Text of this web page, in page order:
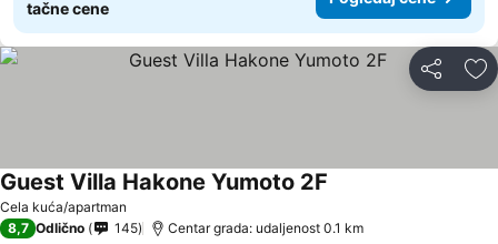
tačne cene
Deli
Cela kuća/apartman
Guest Villa Hakone Yumoto 2F
8,7 Odlično 145 Centar grada: udaljenost 0.1 km